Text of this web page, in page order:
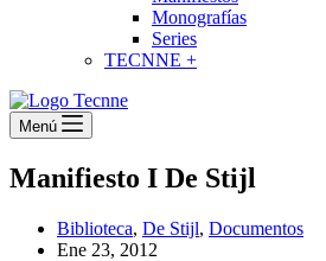
Monografías
Series
TECNNE +
Menú
Manifiesto I De Stijl
Biblioteca, De Stijl, Documentos
Ene 23, 2012